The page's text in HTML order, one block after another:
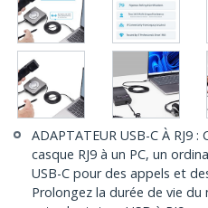
ADAPTATEUR USB-C À RJ9
casque RJ9 à un PC, un
USB-C pour des appels et
Prolongez la durée de vie